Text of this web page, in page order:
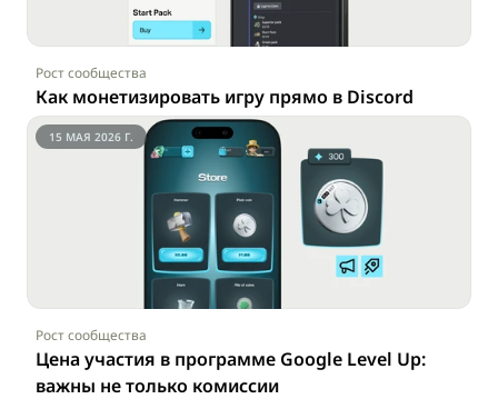
Рост сообщества
Как монетизировать игру прямо в Discord
15 МАЯ 2026 Г.
Рост сообщества
Цена участия в программе Google Level Up:
важны не только комиссии